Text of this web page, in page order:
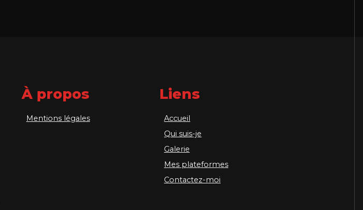
À propos
Mentions légales
Liens
Accueil
Qui suis-je
Galerie
Mes plateformes
Contactez-moi